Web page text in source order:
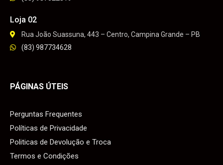
Loja 02
Rua João Suassuna, 443 – Centro, Campina Grande – PB
(83) 987734628
PÁGINAS ÚTEIS
Perguntas Frequentes
Políticas de Privacidade
Politicas de Devolução e Troca
Termos e Condições